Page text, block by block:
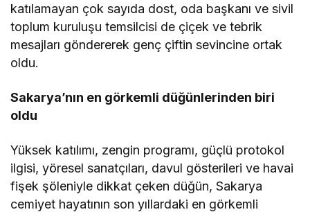
katılamayan çok sayıda dost, oda başkanı ve sivil
toplum kuruluşu temsilcisi de çiçek ve tebrik
mesajları göndererek genç çiftin sevincine ortak
oldu.
Sakarya’nın en görkemli düğünlerinden biri
oldu
Yüksek katılımı, zengin programı, güçlü protokol
ilgisi, yöresel sanatçıları, davul gösterileri ve havai
fişek şöleniyle dikkat çeken düğün, Sakarya
cemiyet hayatının son yıllardaki en görkemli